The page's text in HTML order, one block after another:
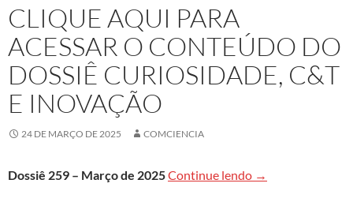
CLIQUE AQUI PARA
ACESSAR O CONTEÚDO DO
DOSSIÊ CURIOSIDADE, C&T
E INOVAÇÃO
24 DE MARÇO DE 2025 COMCIENCIA
Dossiê 259 – Março de 2025Continue lendo Clique aqui para
→